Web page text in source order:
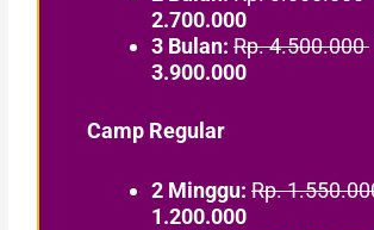
2.700.000
3 Bulan: Rp. 4.500.000
3.900.000
Camp Regular
2 Minggu: Rp.
1.200.000